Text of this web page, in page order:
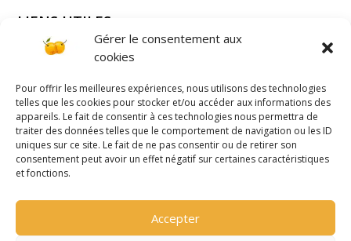
Gérer le consentement aux
cookies
Pour offrir les meilleures expériences, nous utilisons des technologies
telles que les cookies pour stocker et/ou accéder aux informations des
appareils. Le fait de consentir à ces technologies nous permettra de
traiter des données telles que le comportement de navigation ou les ID
uniques sur ce site. Le fait de ne pas consentir ou de retirer son
consentement peut avoir un effet négatif sur certaines caractéristiques
et fonctions.
Accepter
LIENS UTILES
Visiter la Lorraine
PAIEMENT SÉCURISÉ
 jardindelorrainesarl@gmail.com